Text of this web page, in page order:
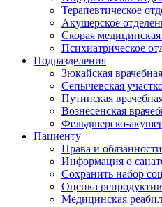
Терапевтическое
Акушерское
Скорая
Психиатрическое
Подразделения
Зюкайская
Сепычевская
Путинская
Вознесенская
Фельдшерско-
Пациенту
Права и
Информация о
Сохранить набор
Оценка
Медицинская